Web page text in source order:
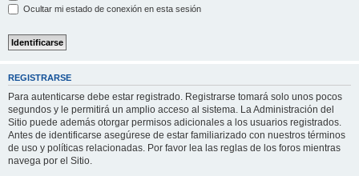
Ocultar mi estado de conexión en esta sesión
REGISTRARSE
Para autenticarse debe estar registrado. Registrarse tomará solo unos pocos
segundos y le permitirá un amplio acceso al sistema. La Administración del
Sitio puede además otorgar permisos adicionales a los usuarios registrados.
Antes de identificarse asegúrese de estar familiarizado con nuestros términos
de uso y políticas relacionadas. Por favor lea las reglas de los foros mientras
navega por el Sitio.